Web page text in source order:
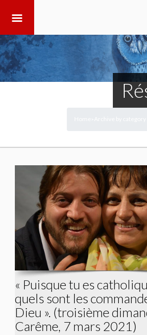
« Puisque tu es
quels sont les
Dieu ». (troisième
Carême, 7 mars 2021)